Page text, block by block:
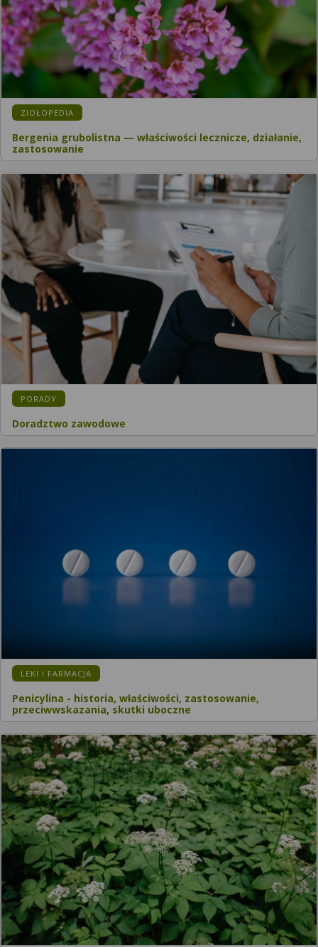
ZIOŁOPEDIA
Bergenia grubolistna — właściwości lecznicze, działanie,
zastosowanie
PORADY
Doradztwo zawodowe
LEKI I FARMACJA
Penicylina - historia, właściwości, zastosowanie,
przeciwwskazania, skutki uboczne